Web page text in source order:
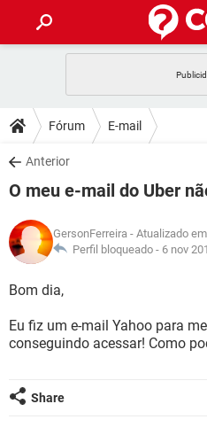
CELULAR
OUTLOOK
INSTAGRAM
GUIA DE COMPRAS
DICAS
JOGOS
INSTAGRAM
GUIA DE COMPRAS
DOWNLOADS
JOGOS
CELULAR
OUTLOOK
INSTAGRAM
JOGOS
CELULAR
OUTLOOK
INSTAGRAM
GLOSSÁRIO
JOGOS
OUTLOOK
GUIA DE COMPRAS
Fórum E-mail
Anterior
O meu e-mail do Uber
GersonFerreira - Atualizado
Perfil bloqueado - 6 nov
Bom dia,
Eu fiz um e-mail Yahoo para
conseguindo acessar! Como
Share